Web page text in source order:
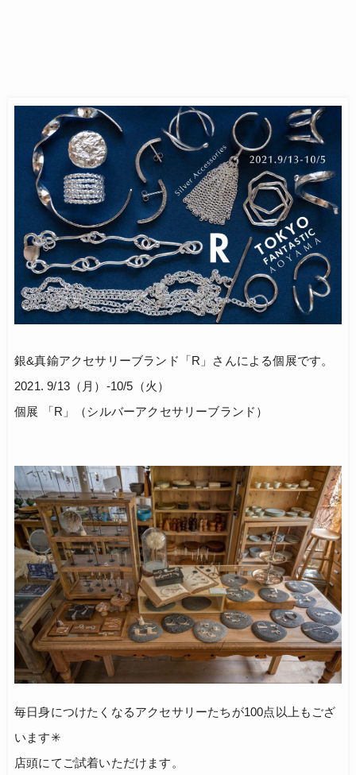
銀&真鍮アクセサリーブランド「R」さんによる個展です。
2021. 9/13（月）-10/5（火）
個展 「R」（シルバーアクセサリーブランド）
毎日身につけたくなるアクセサリーたちが100点以上もござ
います✳︎
店頭にてご試着いただけます。